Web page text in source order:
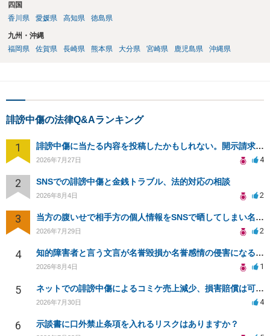
四国
香川県
愛媛県 高知県 徳島県
九州・沖縄
福岡県
佐賀県 長崎県 熊本県 大分県 宮崎県 鹿児島県 沖縄県
誹謗中傷の法律Q&Aランキング
1 誹謗中傷に当たる内容を投稿したかもしれない。開示請求や民事刑事裁判に発展しうるのか教えて欲しい。
2026年7月27日 4
2 SNSでの誹謗中傷と金銭トラブル、法的対応の相談
2026年8月4日 2
3 当方の腹いせで相手方の個人情報をSNSで晒してしまい名誉毀損させてしまったかもしれない
2026年7月29日 2
4 知的障害者と言う文言が名誉毀損か名誉感情の侵害になるか教えてほしい。
2026年8月4日 1
5 ネットでの誹謗中傷によるコミケ売上減少、損害賠償は可能か？
2026年7月30日 4
6 示談書に口外禁止条項を入れるリスクはありますか？